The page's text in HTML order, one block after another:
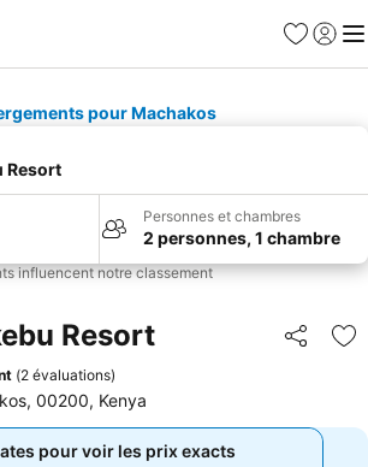
Favoris
Se
pour Machakos
Resort
Personnes et chambres
2 personnes, 1 chambre
influencent notre classement
Resort Partager
(2 évaluations)
00200, Kenya
pour voir les prix exacts
pour voir les prix exacts